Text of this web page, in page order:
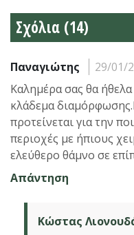
Σχόλια (14)
Παναγιώτης
29/01/
Καλημέρα σας θα ήθελα
κλάδεμα
προτείνεται για την
περιοχές με ήπιους
ελεύθερο θάμνο σε
Απάντηση
Κώστας